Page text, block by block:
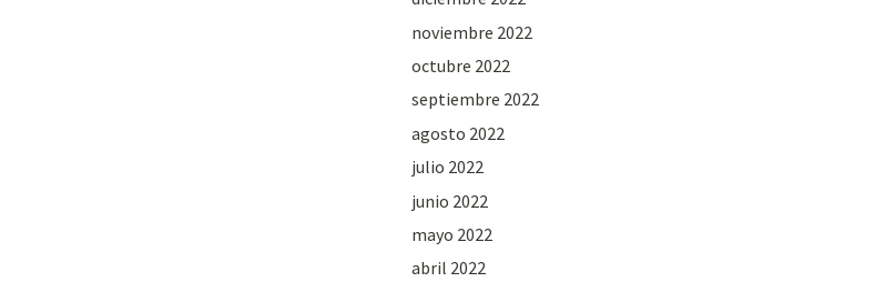
noviembre 2022
octubre 2022
septiembre 2022
agosto 2022
julio 2022
junio 2022
mayo 2022
abril 2022